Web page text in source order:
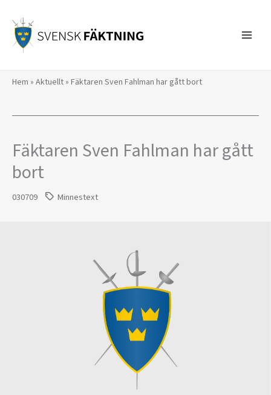
innehåll
Hem » Aktuellt» Fäktaren Sven Fahlman har gått bort
Fäktaren Sven Fahlman har gått
bort
030709 Minnestext